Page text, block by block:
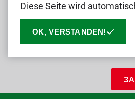
Diese Seite wird
OK, VERSTANDEN!
DATENSCHUTZ